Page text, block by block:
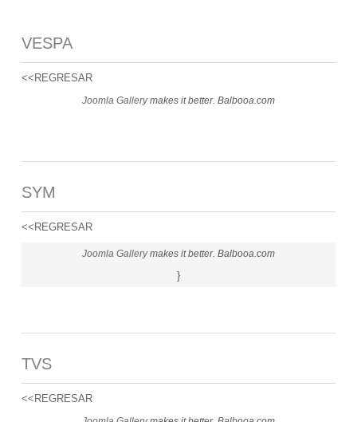
VESPA
<<REGRESAR
Joomla Gallerymakes it better. Balbooa.com
SYM
<<REGRESAR
Joomla Gallerymakes it better. Balbooa.com
}
TVS
<<REGRESAR